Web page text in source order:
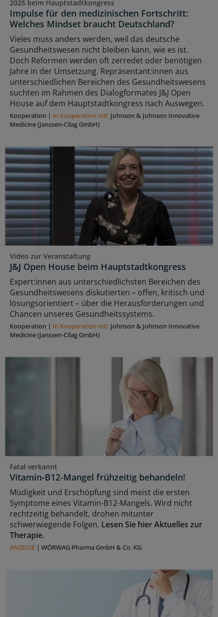
2025 beim Hauptstadtkongress
Impulse für den medizinischen Fortschritt:
Welches Mindset braucht Deutschland?
Vieles muss anders werden, weil das deutsche
Gesundheitswesen nicht bleiben kann, wie es ist.
Doch Reformen werden oft zerredet oder benötigen
Jahre in der Umsetzung. Repräsentant:innen aus
unterschiedlichen Bereichen des Gesundheitswesens
suchten im Rahmen des Dialogformates J&J Open
House auf dem Hauptstadtkongress nach Auswegen.
Kooperation | In Kooperation mit: Johnson & Johnson Innovative
Medicine (Janssen-Cilag GmbH)
Video zur Veranstaltung
J&J Open House beim Hauptstadtkongress
Expert:innen aus unterschiedlichsten Bereichen des
Gesundheitswesens diskutierten – offen, kritisch und
lösungsorientiert – über die Herausforderungen und
Chancen unseres Gesundheitssystems.
Kooperation | In Kooperation mit: Johnson & Johnson Innovative
Medicine (Janssen-Cilag GmbH)
Fatal verkannt
Vitamin-B12-Mangel frühzeitig behandeln!
Müdigkeit und Erschöpfung sind meist die ersten
Symptome eines Vitamin-B12-Mangels. Wird nicht
rechtzeitig behandelt, drohen mitunter
schwerwiegende Folgen. Lesen Sie hier Aktuelles zur
Therapie.
ANZEIGE | WÖRWAG Pharma GmbH & Co. KG